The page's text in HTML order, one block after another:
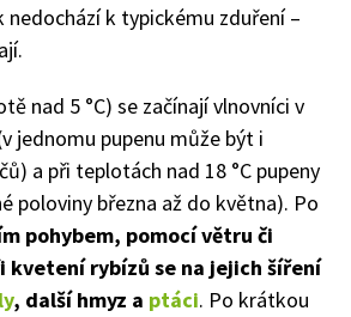
k typickému zduření –
nad 5 °C) se začínají vlnovníci v
jednomu pupenu může být i
) a při teplotách nad 18 °C pupeny
poloviny března až do května). Po
pohybem, pomocí větru či
kvetení rybízů se na jejich šíření
, další hmyz a ptáci. Po krátkou